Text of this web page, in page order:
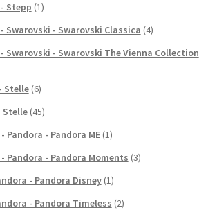
Stepp (1)
Swarovski - Swarovski Classica (4)
Swarovski - Swarovski The Vienna Collection
Stelle (6)
Stelle (45)
Pandora - Pandora ME (1)
Pandora - Pandora Moments (3)
- Pandora Disney (1)
- Pandora Timeless (2)